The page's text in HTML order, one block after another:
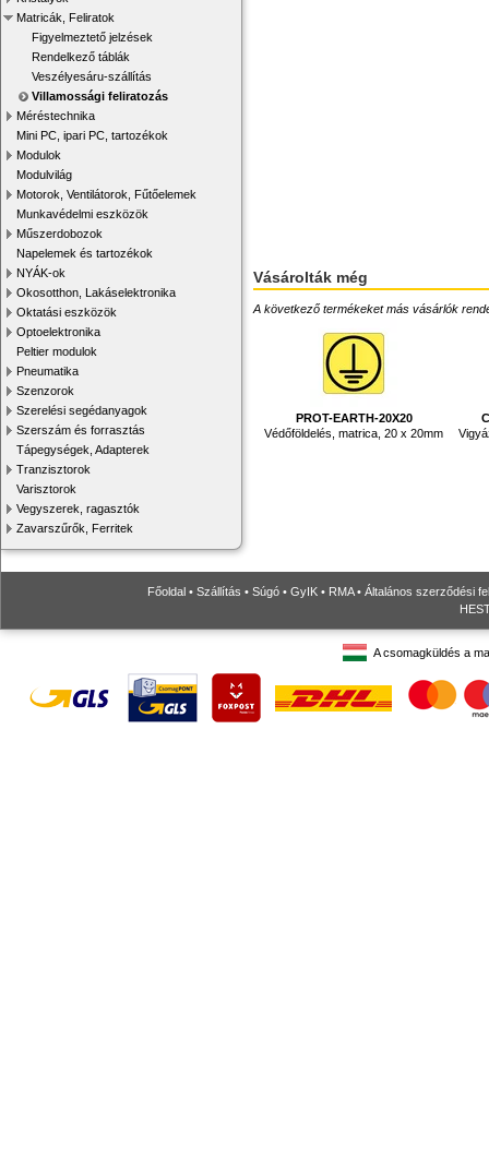
Matricák, Feliratok
Figyelmeztető jelzések
Rendelkező táblák
Veszélyesáru-szállítás
Villamossági feliratozás
Méréstechnika
Mini PC, ipari PC, tartozékok
Modulok
Modulvilág
Motorok, Ventilátorok, Fűtőelemek
Munkavédelmi eszközök
Műszerdobozok
Napelemek és tartozékok
NYÁK-ok
Okosotthon, Lakáselektronika
Oktatási eszközök
Optoelektronika
Peltier modulok
Pneumatika
Szenzorok
Szerelési segédanyagok
Szerszám és forrasztás
Tápegységek, Adapterek
Tranzisztorok
Varisztorok
Vegyszerek, ragasztók
Zavarszűrők, Ferritek
Vásárolták még
A következő termékeket más vásárlók
PROT-EARTH-20X20
Védőföldelés, matrica, 20 x 20mm
Főoldal • Szállítás • Súgó • GyIK • RMA• Általános szerződési
A csomagküldés a